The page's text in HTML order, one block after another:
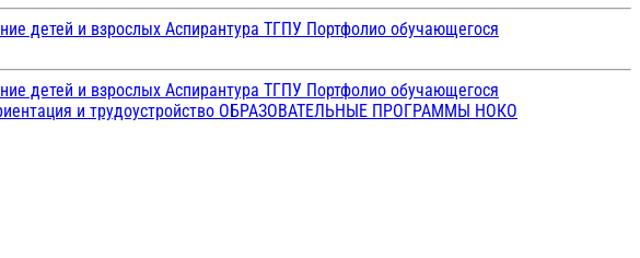
детей и взрослых Аспирантура ТГПУ Портфолио обучающегося
детей и взрослых Аспирантура ТГПУ Портфолио обучающегося
и трудоустройство ОБРАЗОВАТЕЛЬНЫЕ ПРОГРАММЫ НОКО